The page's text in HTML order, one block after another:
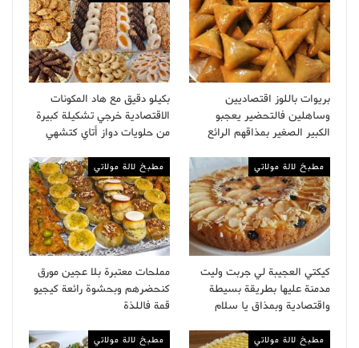
بريوات باللوز اقتصاديين
وساهلين فالتحضير يعجبو
الكبير الصغير بمذاقهم الرائع
بكيلو دقيق مع هاد المكونات
الاقتصادية خرجي تشكيلة كبيرة
من حلويات دواز أتاي كتشهي
مطبخ لالة مولاتي
كيكتي العجيبة لي جربت وليت
مدمنة عليها بطريقة بسيطة
واقتصادية وبمذاق يا سلام
مطبخ لالة مولاتي
مملحات معتبرة بلا عجين مورق
كنحضرهم وبحشوة رائعة كيجيو
قمة فاللذة
مطبخ لالة مولاتي مطبخ لالة مولاتي